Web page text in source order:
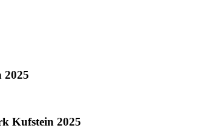
2025
Kufstein 2025